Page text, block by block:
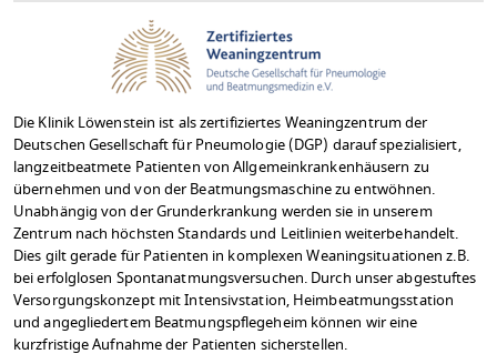
Die Klinik Löwenstein ist als zertifiziertes Weaningzentrum der
Deutschen Gesellschaft für Pneumologie (DGP) darauf spezialisiert,
langzeitbeatmete Patienten von Allgemeinkrankenhäusern zu
übernehmen und von der Beatmungsmaschine zu entwöhnen.
Unabhängig von der Grunderkrankung werden sie in unserem
Zentrum nach höchsten Standards und Leitlinien weiterbehandelt.
Dies gilt gerade für Patienten in komplexen Weaningsituationen z.B.
bei erfolglosen Spontanatmungsversuchen. Durch unser abgestuftes
Versorgungskonzept mit Intensivstation, Heimbeatmungsstation
und angegliedertem Beatmungspflegeheim können wir eine
kurzfristige Aufnahme der Patienten sicherstellen.